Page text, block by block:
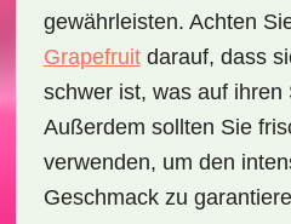
gewährleisten. Achten
Grapefruitdarauf, dass
schwer ist, was auf ihren
Außerdem sollten Sie
verwenden, um den
Geschmack zu